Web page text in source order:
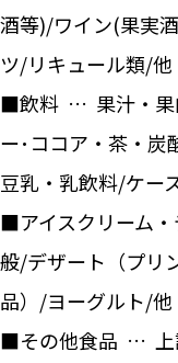
酒等)/ワイン(果実
ツ/リキュール類/他
■飲料 … 果汁・果
ー･ココア・茶・炭
豆乳・乳飲料/ケー
■アイスクリーム
般/デザート（プリ
品）/ヨーグルト/他
■その他食品 … 上